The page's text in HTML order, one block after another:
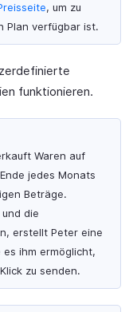
, um zu
Plan verfügbar ist.
funktionieren.
Waren auf
jedes Monats
Beträge.
die
erstellt Peter eine
ihm ermöglicht,
zu senden.